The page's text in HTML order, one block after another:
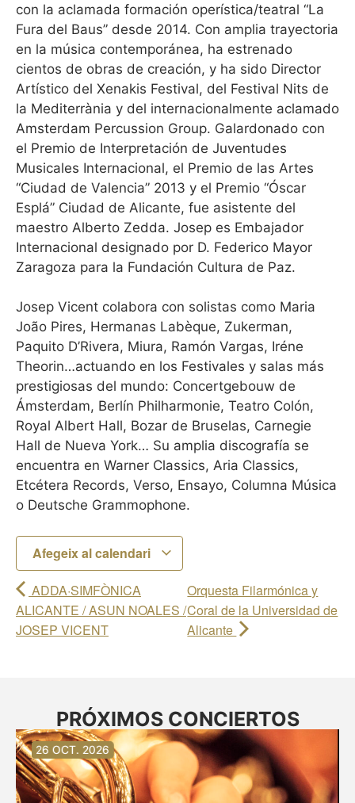
con la aclamada formación operística/teatral “La
Fura del Baus” desde 2014. Con amplia trayectoria
en la música contemporánea, ha estrenado
cientos de obras de creación, y ha sido Director
Artístico del Xenakis Festival, del Festival Nits de
la Mediterrània y del internacionalmente aclamado
Amsterdam Percussion Group. Galardonado con
el Premio de Interpretación de Juventudes
Musicales Internacional, el Premio de las Artes
“Ciudad de Valencia” 2013 y el Premio “Óscar
Esplá” Ciudad de Alicante, fue asistente del
maestro Alberto Zedda. Josep es Embajador
Internacional designado por D. Federico Mayor
Zaragoza para la Fundación Cultura de Paz.
Josep Vicent colabora con solistas como Maria
João Pires, Hermanas Labèque, Zukerman,
Paquito D’Rivera, Miura, Ramón Vargas, Iréne
Theorin…actuando en los Festivales y salas más
prestigiosas del mundo: Concertgebouw de
Ámsterdam, Berlín Philharmonie, Teatro Colón,
Royal Albert Hall, Bozar de Bruselas, Carnegie
Hall de Nueva York… Su amplia discografía se
encuentra en Warner Classics, Aria Classics,
Etcétera Records, Verso, Ensayo, Columna Música
o Deutsche Grammophone.
Afegeix al calendari
ADDA·SIMFÒNICA
ALICANTE / ASUN NOALES /
JOSEP VICENT
Orquesta Filarmónica y
Coral de la Universidad de
Alicante
PRÓXIMOS CONCIERTOS
30 AG. 2026
30 AG. 2026
13 SET. 2026
20 SET. 2026
20 SET. 2026
26 SET. 2026
03 OCT. 2026
16 OCT. 2026
26 OCT. 2026